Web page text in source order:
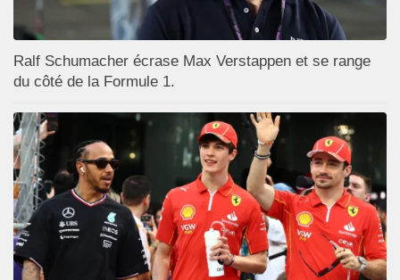
Ralf Schumacher écrase Max Verstappen et se range
du côté de la Formule 1.